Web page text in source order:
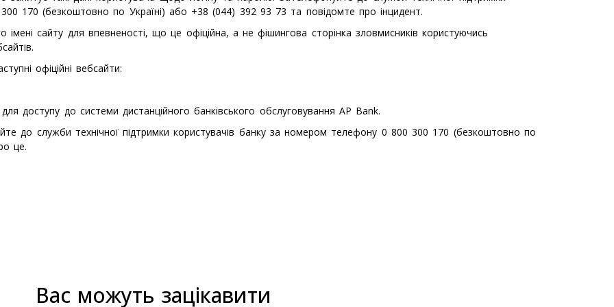
170 (безкоштовно по Україні) або +38 (044) 392 93 73 та повідомте про інцидент.
імені сайту для впевненості, що це офіційна, а не фішингова сторінка зловмисників користуючись
офіційні вебсайти:
доступу до системи дистанційного банківського обслуговування AP Bank.
до служби технічної підтримки користувачів банку за номером телефону 0 800 300 170 (безкоштовно по
це.
Вас можуть зацікавити